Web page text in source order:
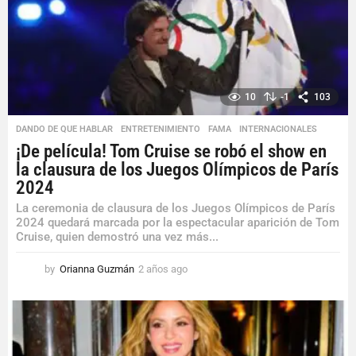
10 -1 103
DANDO DE QUE HABLAR ,ENTRETENIMIENTO ,FAMA INTERNACIONALES
¡De película! Tom Cruise se robó el show en
la clausura de los Juegos Olímpicos de París
2024
La ceremonia de clausura de los Juegos Olímpicos de París
2024 quedará marcada por la espectacular aparición de Tom
Cruise, quien demostró una vez más...
by Orianna Guzmán 2 años ago
ñ
o
s
a